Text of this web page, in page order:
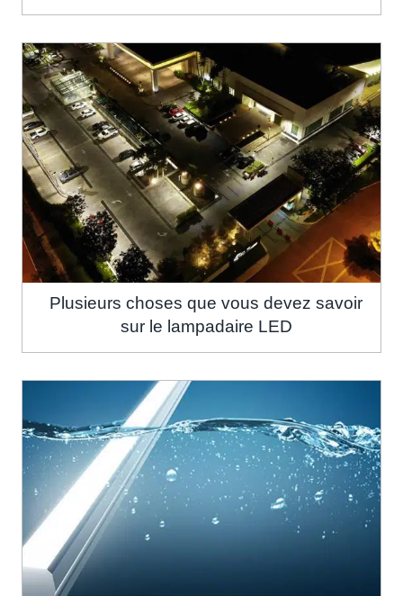
Plusieurs choses que vous devez savoir
sur le lampadaire LED